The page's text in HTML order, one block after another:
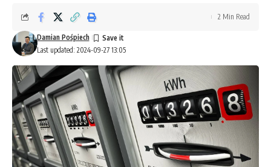
Last updated: 2024-09-27 13:05
Damian Pośpiech
2 Min Read